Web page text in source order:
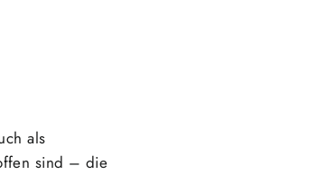
als
sind – die